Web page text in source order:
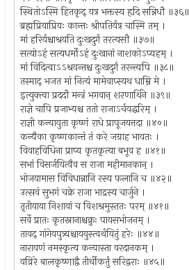
स्थितोऽस्मि हितकृद् यत्र भक्तस्य हृदि सन्निधौ ॥३६॥
ब्रह्मप्रियाप्रियः कान्तः श्रीपतिर्यत्र चास्मि तम् ।
मां हरिर्यश्चाश्रयति दुःखदुर्गं तरत्यसौ ॥३७॥
सत्योऽहं सत्यधर्मोऽहं दुःखानां नाशकोऽप्यहम् ।
मां विदित्वाऽऽश्रयन्तश्च दुःखदुर्गं तरन्त्यपि ॥३८॥
तस्माद् भजत मां नित्यं मामेवाप्स्यथ धाम्नि मे ।
इत्युक्त्वा प्रददौ मन्त्रं भगवान् शरणार्थिने ॥३९॥
राज्ञे चापि प्रजाभ्यश्च ततो राजाऽर्चयद्धरिम् ।
राज्ञी कन्यायुता कृष्णं राधे प्रापूजयत्तदा ॥४०॥
कन्यैका कृष्णकान्तं तं करे जग्राह भावतः ।
विवाहविधिना प्राप्य कृतकृत्या बभूव ह ॥४१॥
सभां विसर्जयित्वैव स राजा महीमानकान् ।
भोजयामास विविधान्नानि रस्य फलानि च ॥४२॥
उत्सवं सुभगं चक्रे राजा भाद्रस्य चार्जुने ।
तृतीयाया निशायां च विशश्रमुस्ततः परम् ॥४१॥
सर्वे प्रातः कृतस्नानाश्चक्रुः पायसभोजनम् ।
तावद् गांगेयपुत्र्यश्चाययुस्त्वर्थयितुं हरेः ॥४४॥
नारायणं नमस्कृत्य कन्यास्ता वरदानकम् ।
वव्रिरे बालकृष्णाद्वै तीर्थीकर्तुं सरिद्वराः ॥४५॥